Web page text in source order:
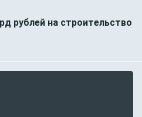
рублей на строительство